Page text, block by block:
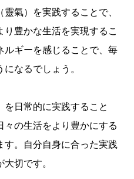
氣）を実践することで、
豊かな生活を実現するこ
ルギーを感じることで、毎
なるでしょう。
を日常的に実践すること
々の生活をより豊かにする
す。自分自身に合った実践
切です。